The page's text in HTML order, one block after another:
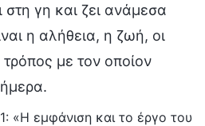
γη και ζει ανάμεσα
η αλήθεια, η ζωή, οι
με τον οποίον
«Η εμφάνιση και το έργο του